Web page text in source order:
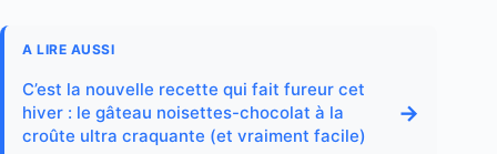
A LIRE AUSSI
C’est la nouvelle recette qui fait fureur cet
hiver : le gâteau noisettes-chocolat à la
croûte ultra craquante (et vraiment facile)
→